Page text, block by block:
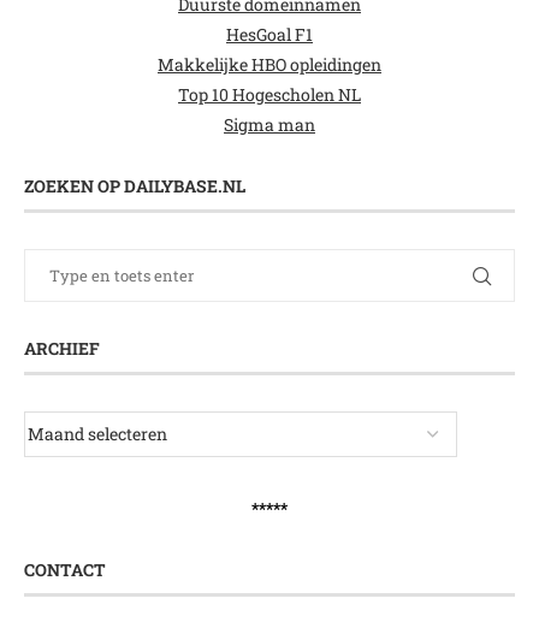
HesGoal F1
Makkelijke HBO opleidingen
Top 10 Hogescholen NL
Sigma man
ZOEKEN OP DAILYBASE.NL
ARCHIEF
*****
CONTACT